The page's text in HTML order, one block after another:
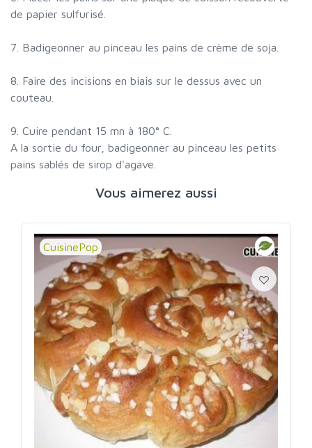
de papier sulfurisé.
7. Badigeonner au pinceau les pains de crème de soja.
8. Faire des incisions en biais sur le dessus avec un
couteau.
9. Cuire pendant 15 mn à 180° C.
A la sortie du four, badigeonner au pinceau les petits
pains sablés de sirop d'agave.
Vous aimerez aussi
CuisinePop